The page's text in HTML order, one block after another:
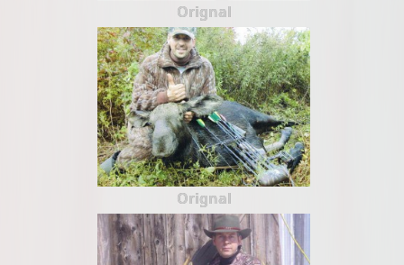
Orignal
Orignal